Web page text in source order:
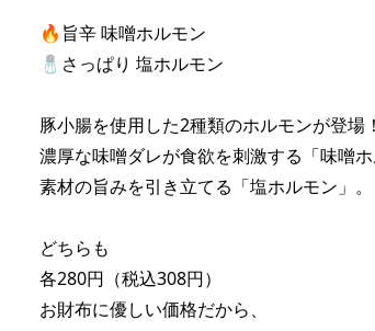
🔥旨辛 味噌ホルモン
🧂さっぱり 塩ホルモン
豚小腸を使用した2種類のホルモンが登場！
濃厚な味噌ダレが食欲を刺激する「味噌ホ
素材の旨みを引き立てる「塩ホルモン」。
どちらも
各280円（税込308円）
お財布に優しい価格だから、